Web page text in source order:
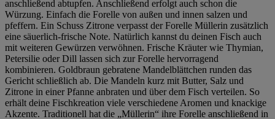
anschließend abtupfen. Anschließend erfolgt auch schon die
Würzung. Einfach die Forelle von außen und innen salzen und
pfeffern. Ein Schuss Zitrone verpasst der Forelle Müllerin zusätzlich
eine säuerlich-frische Note. Natürlich kannst du deinen Fisch auch
mit weiteren Gewürzen verwöhnen. Frische Kräuter wie Thymian,
Petersilie oder Dill lassen sich zur Forelle hervorragend
kombinieren. Goldbraun gebratene Mandelblättchen runden das
Gericht schließlich ab. Die Mandeln kurz mit Butter, Salz und
Zitrone in einer Pfanne anbraten und über dem Fisch verteilen. So
erhält deine Fischkreation viele verschiedene Aromen und knackige
Akzente. Traditionell hat die „Müllerin“ ihre Forelle anschließend in